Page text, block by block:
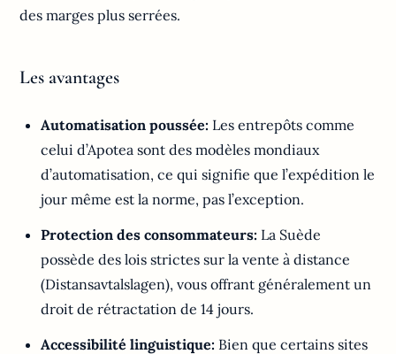
des marges plus serrées.
Les avantages
Automatisation poussée: Les entrepôts comme
celui d’Apotea sont des modèles mondiaux
d’automatisation, ce qui signifie que l’expédition le
jour même est la norme, pas l’exception.
Protection des consommateurs: La Suède
possède des lois strictes sur la vente à distance
(Distansavtalslagen), vous offrant généralement un
droit de rétractation de 14 jours.
Accessibilité linguistique: Bien que certains sites